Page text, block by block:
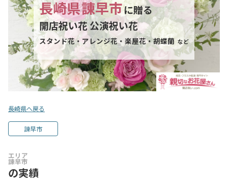
長崎県諌早市に贈る
開店祝い花 公演祝い花
スタンド花・アレンジ花・楽屋花・胡蝶蘭 など
長崎県へ戻る
諫早市
エリア
諌早市
の実績